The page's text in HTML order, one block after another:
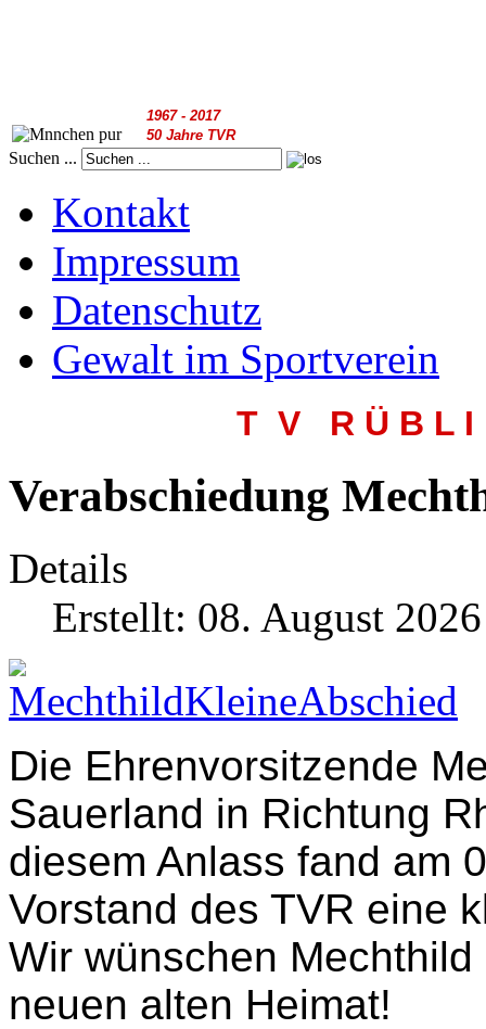
1967 - 2017
50 Jahre TVR
Suchen ...
Kontakt
Impressum
Datenschutz
Gewalt im Sportverein
T V R Ü B L
Verabschiedung
Details
Erstellt: 08. August 2026
Die Ehrenvorsitzende
Sauerland in Richtung
diesem Anlass fand am
Vorstand des TVR eine
Wir wünschen
neuen alten Heimat!